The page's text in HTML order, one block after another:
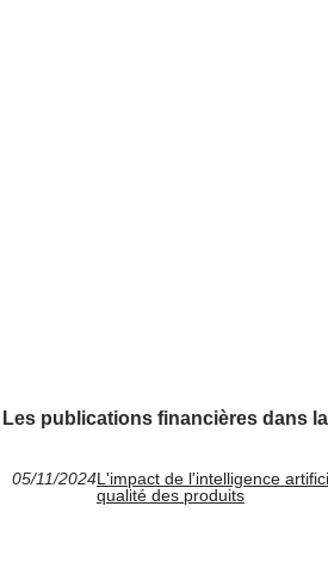
Les publications financières dans
05/11/2024L'impact de l'intelligence
qualité des produits